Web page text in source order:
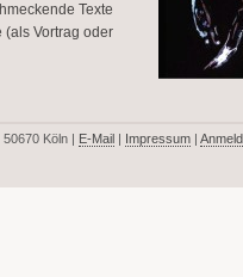
Texte
(als Vortrag oder
Köln | E-Mail | Impressum |